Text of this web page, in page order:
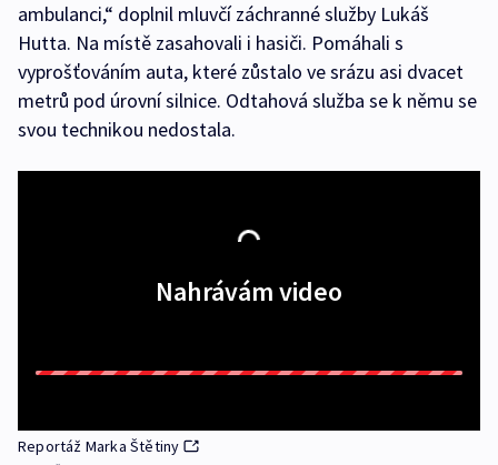
ambulanci,“ doplnil mluvčí záchranné služby Lukáš
Hutta. Na místě zasahovali i hasiči. Pomáhali s
vyprošťováním auta, které zůstalo ve srázu asi dvacet
metrů pod úrovní silnice. Odtahová služba se k němu se
svou technikou nedostala.
Nahrávám video
Reportáž Marka Štětiny